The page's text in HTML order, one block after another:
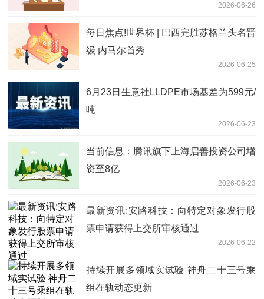
2026-06-26
每日焦点!世界杯 | 巴西完胜苏格兰头名晋
级 内马尔首秀
2026-06-25
6月23日生意社LLDPE市场基差为599元/
吨
2026-06-23
当前信息：腾讯旗下上海启善投资公司增
资至8亿
2026-06-23
最新资讯:安路科技：向特定对象发行股
票申请获得上交所审核通过
2026-06-22
持续开展多领域实试验 神舟二十三号乘
组在轨动态更新